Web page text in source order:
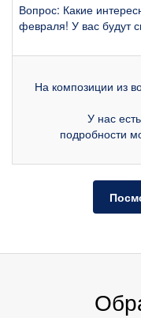
Вопрос: Какие
февраля! У вас будут
На композиции из
У нас
подробности